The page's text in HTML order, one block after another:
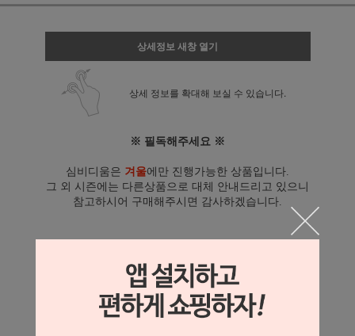
상세정보 새창 열기
상세 정보를 확대해 보실 수 있습니다.
※ 필독해주세요 ※
심비디움은 겨울에만 진행가능한 상품입니다.
그 외 시즌에는 다른상품으로 대체 안내드리고 있으니
참고하시어 구매해주시면 감사하겠습니다.